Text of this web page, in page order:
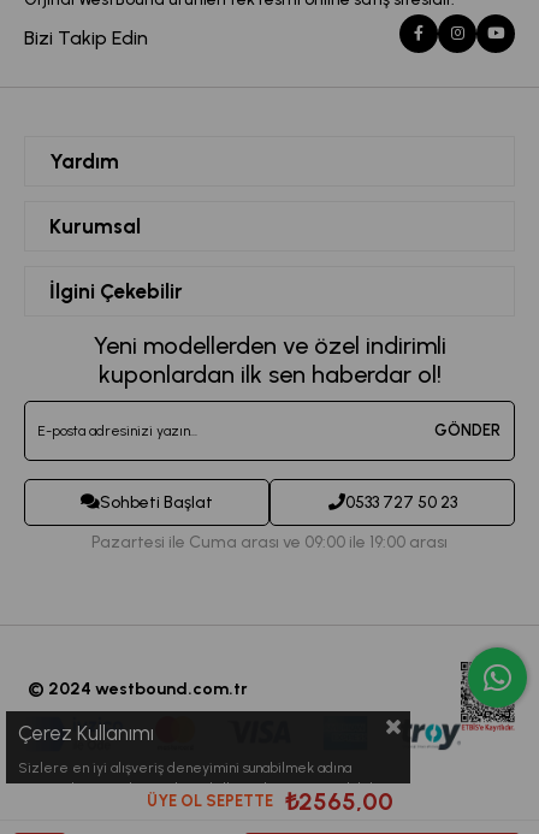
Bizi Takip Edin
Yardım
Favorilerim
Sepetim
Destek Taleplerim
Sipariş Takibi
Kurumsal
Hakkımızda
Kvkk Metni
Teslimat ve İade Koşulları
Toptan Satış
İletişim
İlgini Çekebilir
Kadın Spor Giyim
Büyük Beden Eşofman
Jogger Eşofman Altı
Kadın Tayt Modelleri
Crop Büstiyet Modelleri
Yeni modellerden ve özel indirimli
kuponlardan ilk sen haberdar ol!
GÖNDER
Sohbeti Başlat
0533 727 50 23
Pazartesi ile Cuma arası ve 09:00 ile 19:00 arası
© 2024 westbound.com.tr
Çerez Kullanımı
Sizlere en iyi alışveriş deneyimini sunabilmek adına
sitemizde çerezler(cookies) kullanmaktayız. Detaylı bilgi
için Kvkk sözleşmesini inceleyebilirsiniz.
ÜYE OL SEPETTE ₺2565,00